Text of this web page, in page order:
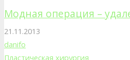
Модная операция –
21.11.2013
danifo
Пластическая хирургия